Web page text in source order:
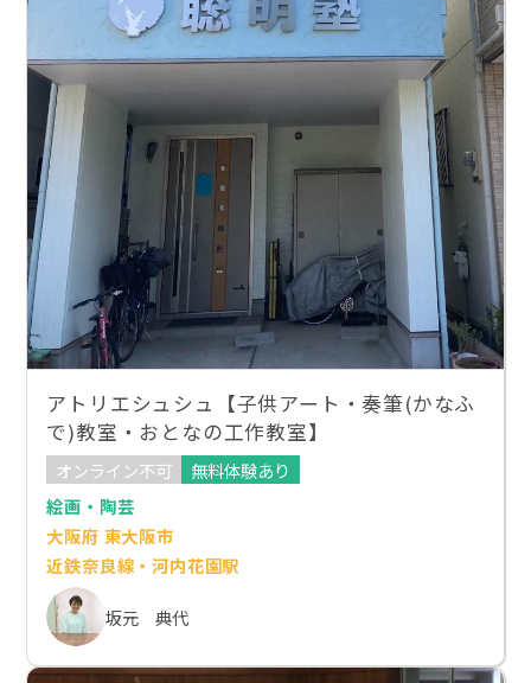
アトリエシュシュ【子供アート・奏筆(かなふ
で)教室・おとなの工作教室】
オンライン不可
無料体験あり
絵画・陶芸
大阪府 東大阪市
近鉄奈良線・河内花園駅
坂元 典代